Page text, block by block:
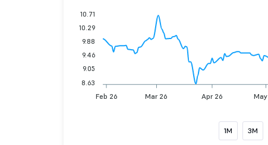
Feb 26 Mar 26 Apr 26
10.71
10.29
9.88
9.46
9.05
8.63
1M 3M